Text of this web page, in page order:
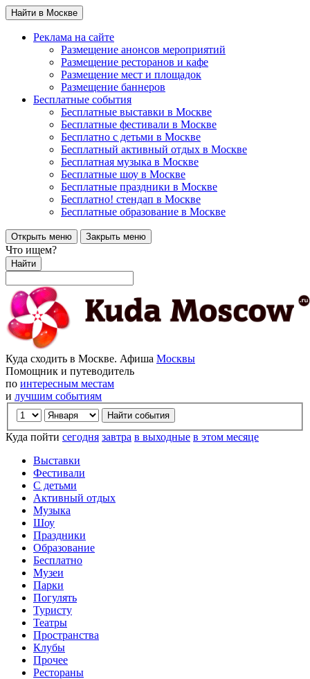
Найти в Москве
Реклама на сайте
Размещение анонсов мероприятий
Размещение ресторанов и кафе
Размещение мест и площадок
Размещение баннеров
Бесплатные события
Бесплатные выставки в Москве
Бесплатные фестивали в Москве
Бесплатно с детьми в Москве
Бесплатный активный отдых в Москве
Бесплатная музыка в Москве
Бесплатные шоу в Москве
Бесплатные праздники в Москве
Бесплатно! стендап в Москве
Бесплатные образование в Москве
Открыть меню Закрыть меню
Что ищем?
Найти
Куда сходить в Москве. Афиша Москвы
Помощник и путеводитель
по интересным местам
и лучшим событиям
Куда пойти сегодня завтра в выходные в этом месяце
Выставки
Фестивали
С детьми
Активный отдых
Музыка
Шоу
Праздники
Образование
Бесплатно
Музеи
Парки
Погулять
Туристу
Театры
Пространства
Клубы
Прочее
Рестораны